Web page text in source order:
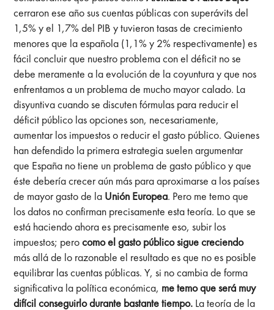
cerraron ese año sus cuentas públicas con superávits del
1,5% y el 1,7% del PIB y tuvieron tasas de crecimiento
menores que la española (1,1% y 2% respectivamente) es
fácil concluir que nuestro problema con el déficit no se
debe meramente a la evolución de la coyuntura y que nos
enfrentamos a un problema de mucho mayor calado. La
disyuntiva cuando se discuten fórmulas para reducir el
déficit público las opciones son, necesariamente,
aumentar los impuestos o reducir el gasto público. Quienes
han defendido la primera estrategia suelen argumentar
que España no tiene un problema de gasto público y que
éste debería crecer aún más para aproximarse a los países
de mayor gasto de la Unión Europea. Pero me temo que
los datos no confirman precisamente esta teoría. Lo que se
está haciendo ahora es precisamente eso, subir los
impuestos; perocomo el gasto público sigue creciendo
más allá de lo razonable el resultado es que no es posible
equilibrar las cuentas públicas. Y, si no cambia de forma
significativa la política económica, me temo que será muy
difícil conseguirlo durante bastante tiempo. La teoría de la